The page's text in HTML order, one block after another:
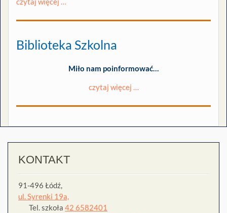
Biblioteka Szkolna
Miło nam poinformować…
czytaj więcej …
KONTAKT
91-496 Łódź,
ul. Syrenki 19a,
Tel. szkoła 42 6582401